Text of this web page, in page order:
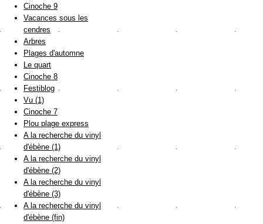
Cinoche 9
Vacances sous les
cendres
Arbres
Plages d'automne
Le quart
Cinoche 8
Festiblog
Vu (1)
Cinoche 7
Plou plage express
A la recherche du vinyl
d'ébène (1)
A la recherche du vinyl
d'ébène (2)
A la recherche du vinyl
d'ébène (3)
A la recherche du vinyl
d'ébène (fin)